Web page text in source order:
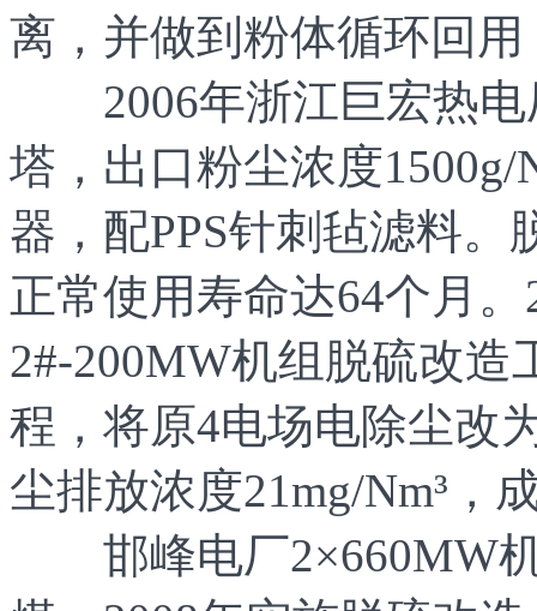
离，并做到粉体循环回
2006年浙江巨宏热电
塔，出口粉尘浓度1500g/
器，配PPS针刺毡滤料
正常使用寿命达64个月
2#-200MW机组脱硫改
程，将原4电场电除尘改
尘排放浓度21mg/Nm³，
邯峰电厂2×660MW机